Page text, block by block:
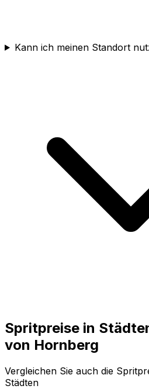
Kann ich meinen Standort
Spritpreise in
von Hornberg
Vergleichen Sie auch die
Städten